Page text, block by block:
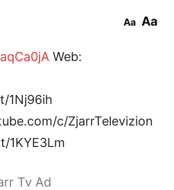
Aa Aa
Web:
1Nj96ih
c/ZjarrTelevizion
1KYE3Lm
Tv Ad